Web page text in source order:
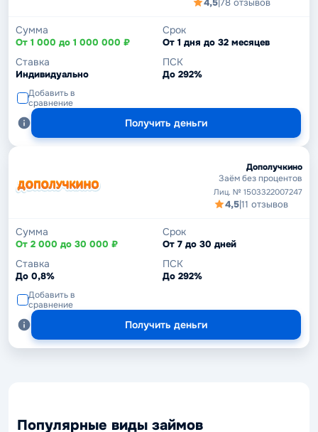
Сумма
От 1 000 до 1 000 000 ₽
Срок
От 1 дня до 32 месяцев
Ставка
Индивидуально
ПСК
До 292%
Добавить в
сравнение
Получить деньги
Дополучкино
Заём без процентов
Лиц. № 1503322007247
4,5|11 отзывов
Сумма
От 2 000 до 30 000 ₽
Срок
От 7 до 30 дней
Ставка
До 0,8%
ПСК
До 292%
Добавить в
сравнение
Получить деньги
Популярные виды займов